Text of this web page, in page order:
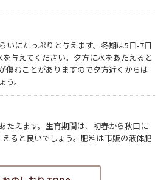
いにたっぷりと与えます。冬期は5日-7日
与えてください。夕方に水をあたえると
傷むことがありますので夕方近くからは
。
たえます。生育期間は、初春から秋口に
ると良いでしょう。肥料は市販の液体肥